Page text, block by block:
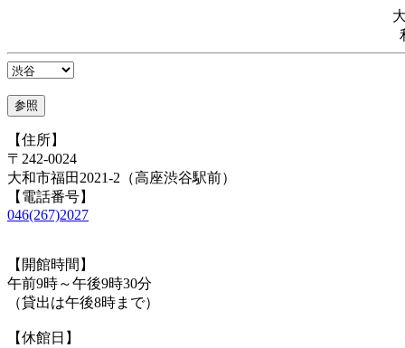
【住所】
〒242-0024
大和市福田2021-2（高座渋谷駅前）
【電話番号】
046(267)2027
【開館時間】
午前9時～午後9時30分
（貸出は午後8時まで）
【休館日】